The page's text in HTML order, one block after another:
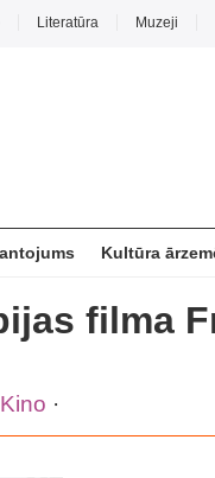
Literatūra Muzeji
Kultūra
filma
Kino ·